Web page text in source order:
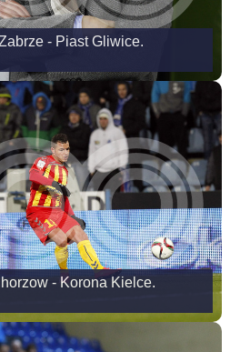
- Piast Gliwice.
- Korona Kielce.